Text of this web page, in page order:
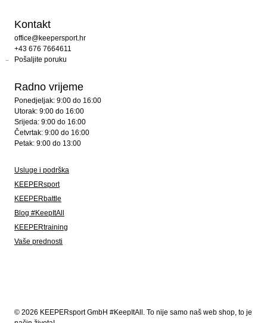
Kontakt
office@keepersport.hr
+43 676 7664611
Pošaljite poruku
Radno vrijeme
Ponedjeljak: 9:00 do 16:00
Utorak: 9:00 do 16:00
Srijeda: 9:00 do 16:00
Četvrtak: 9:00 do 16:00
Petak: 9:00 do 13:00
Usluge i podrška
KEEPERsport
KEEPERbattle
Blog #KeepItAll
KEEPERtraining
Vaše prednosti
© 2026 KEEPERsport GmbH #KeepItAll. To nije samo naš web shop, to je